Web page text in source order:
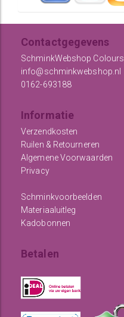
Contactgegevens
SchminkWebshop Colours
info@schminkwebshop.nl
0162-693188
Informatie
Verzendkosten
Ruilen & Retourneren
Algemene Voorwaarden
Privacy
Schminkvoorbeelden
Materiaaluitleg
Kadobonnen
Betalen